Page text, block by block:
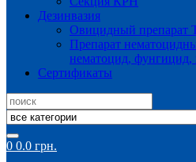
Дезинвазия
Овицидный препарат
Препарат
нематоцид, фунгицид,
Сертификаты
Search
for:
0 0.0 грн.